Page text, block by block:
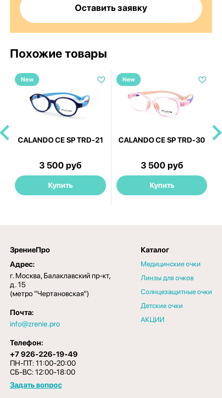
Оставить заявку
Похожие товары
New
CALANDO CE SP TRD-21
3 500 руб
Купить
New
CALANDO CE SP TRD-30
3 500 руб
Купить
ЗрениеПро
Адрес:
г. Москва, Балаклавский пр-кт,
д. 15
(метро "Чертановская")
Почта:
info@zrenie.pro
Телефон:
+7 926-226-19-49
ПН-ПТ: 11:00-20:00
СБ-ВС: 12:00-18:00
Задать вопрос
Каталог
Медицинские очки
Линзы для очков
Солнцезащитные очки
Детские очки
АКЦИИ